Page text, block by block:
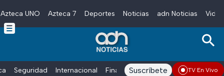
Skip to main content
Azteca UNO Azteca 7 Deportes Noticias adn Noticias
Seguridad Internacional Finanzas adn Noticias Radio
Suscríbete TV En Vivo